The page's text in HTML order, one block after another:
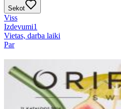
Sekot
Viss
Izdevumi1
Vietas, darba laiki
Par